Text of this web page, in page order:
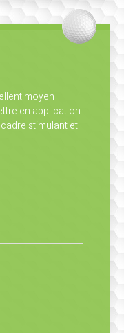
moyen
en application
stimulant et